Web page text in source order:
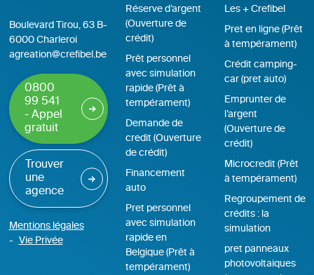
Boulevard Tirou, 63 B-
6000 Charleroi
agreation@crefibel.be
0800
99 541
- Appel
gratuit
Trouver
une
agence
Mentions légales
Vie Privée
Réserve d’argent
(Ouverture de
crédit)
Prêt personnel
avec simulation
rapide (Prêt à
tempérament)
Demande de
credit (Ouverture
de crédit)
Financement
auto
Pret personnel
avec simulation
rapide en
Belgique (Prêt à
tempérament)
Les + Crefibel
Pret en ligne (Prêt
à tempérament)
Crédit camping-
car (pret auto)
Emprunter de
l’argent
(Ouverture de
crédit)
Microcredit (Prêt
à tempérament)
Regroupement de
crédits : la
simulation
pret panneaux
photovoltaiques